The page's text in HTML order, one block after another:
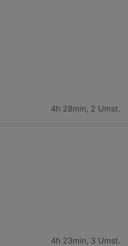
4h 28min, 2 Umst.
4h 23min, 3 Umst.